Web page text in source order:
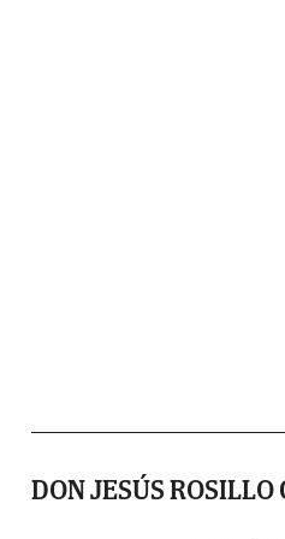
DON JESÚS ROSILLO